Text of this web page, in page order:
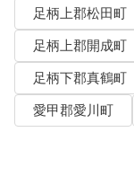
足柄上郡松田町
足柄上郡開成町
足柄下郡真鶴町
愛甲郡愛川町